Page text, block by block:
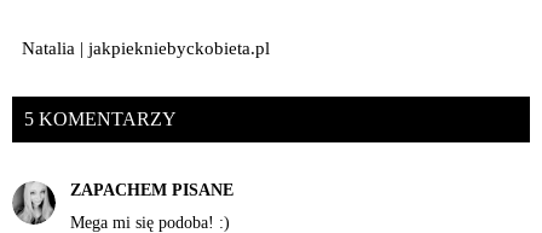
Natalia | jakpiekniebyckobieta.pl
5 KOMENTARZY
ZAPACHEM PISANE
Mega mi się podoba! :)